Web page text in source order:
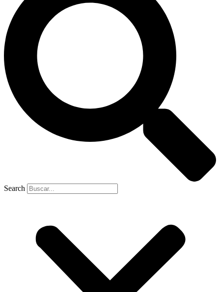
Search